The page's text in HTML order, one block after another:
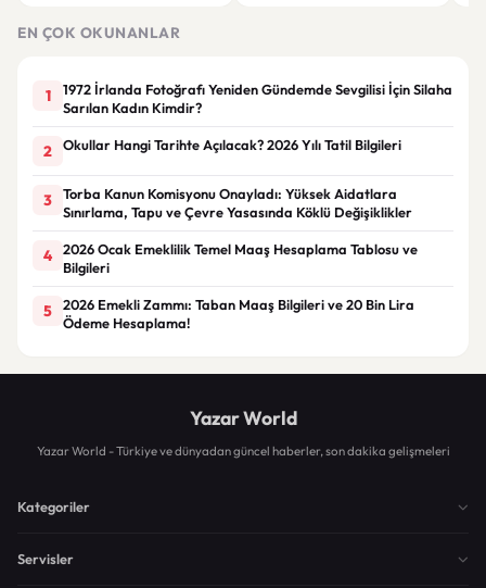
EN ÇOK OKUNANLAR
1
1972 İrlanda Fotoğrafı Yeniden Gündemde Sevgilisi İçin Silaha
Sarılan Kadın Kimdir?
2 Okullar Hangi Tarihte Açılacak? 2026 Yılı Tatil Bilgileri
3
Torba Kanun Komisyonu Onayladı: Yüksek Aidatlara
Sınırlama, Tapu ve Çevre Yasasında Köklü Değişiklikler
4
2026 Ocak Emeklilik Temel Maaş Hesaplama Tablosu ve
Bilgileri
5
2026 Emekli Zammı: Taban Maaş Bilgileri ve 20 Bin Lira
Ödeme Hesaplama!
Yazar World
Yazar World - Türkiye ve dünyadan güncel haberler, son dakika gelişmeleri
Kategoriler
Servisler